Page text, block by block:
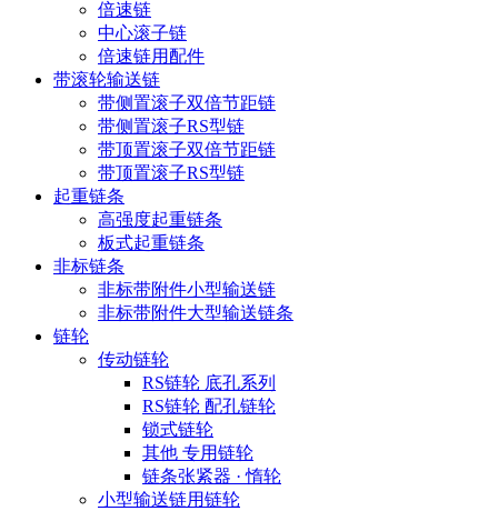
倍速链
中心滚子链
倍速链用配件
带滚轮输送链
带侧置滚子双倍节距链
带侧置滚子RS型链
带顶置滚子双倍节距链
带顶置滚子RS型链
起重链条
高强度起重链条
板式起重链条
非标链条
非标带附件小型输送链
非标带附件大型输送链条
链轮
传动链轮
RS链轮 底孔系列
RS链轮 配孔链轮
锁式链轮
其他 专用链轮
链条张紧器 · 惰轮
小型输送链用链轮